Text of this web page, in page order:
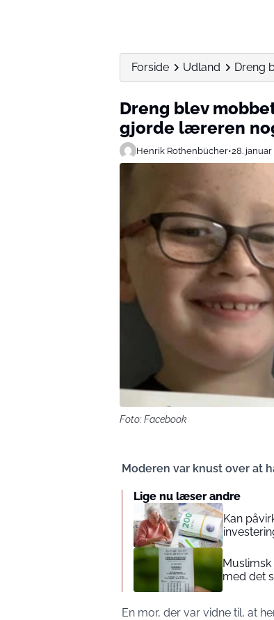
Forside Udland Dreng
Dreng blev
gjorde læreren
Henrik Rothenbücher•28. januar
Foto: Facebook
Moderen var knust over at
Lige nu læser andre
Kan
Muslimsk
med det
En mor, der var vidne til, at